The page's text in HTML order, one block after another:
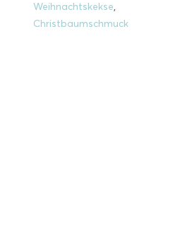
Weihnachtskekse,
Christbaumschmuck